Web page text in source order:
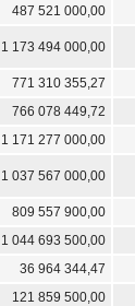
487 521 000,00
1 173 494 000,00
771 310 355,27
766 078 449,72
1 171 277 000,00
1 037 567 000,00
809 557 900,00
1 044 693 500,00
36 964 344,47
121 859 500,00